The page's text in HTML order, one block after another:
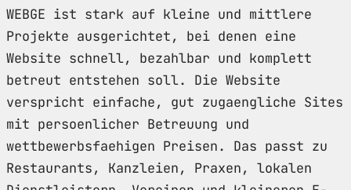
WEBGE ist stark auf kleine und mittlere
Projekte ausgerichtet, bei denen eine
Website schnell, bezahlbar und komplett
betreut entstehen soll. Die Website
verspricht einfache, gut zugaengliche Sites
mit persoenlicher Betreuung und
wettbewerbsfaehigen Preisen. Das passt zu
Restaurants, Kanzleien, Praxen, lokalen